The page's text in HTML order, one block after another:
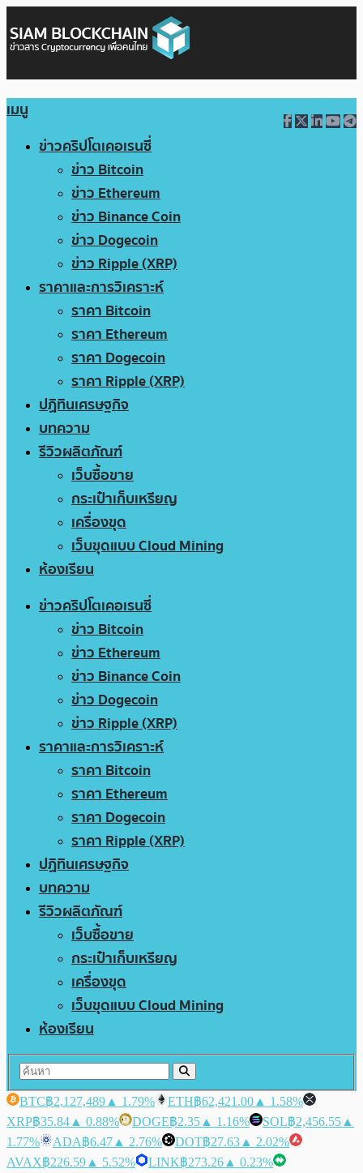
เมนู
ข่าวคริปโตเคอเรนซี่
ข่าว Bitcoin
ข่าว Ethereum
ข่าว Binance Coin
ข่าว Dogecoin
ข่าว Ripple (XRP)
ราคาและการวิเคราะห์
ราคา Bitcoin
ราคา Ethereum
ราคา Dogecoin
ราคา Ripple (XRP)
ปฏิทินเศรษฐกิจ
บทความ
รีวิวผลิตภัณฑ์
เว็บซื้อขาย
กระเป๋าเก็บเหรียญ
เครื่องขุด
เว็บขุดแบบ Cloud Mining
ห้องเรียน
ข่าวคริปโตเคอเรนซี่
ข่าว Bitcoin
ข่าว Ethereum
ข่าว Binance Coin
ข่าว Dogecoin
ข่าว Ripple (XRP)
ราคาและการวิเคราะห์
ราคา Bitcoin
ราคา Ethereum
ราคา Dogecoin
ราคา Ripple (XRP)
ปฏิทินเศรษฐกิจ
บทความ
รีวิวผลิตภัณฑ์
เว็บซื้อขาย
กระเป๋าเก็บเหรียญ
เครื่องขุด
เว็บขุดแบบ Cloud Mining
ห้องเรียน
BTC฿2,127,489 ▲ 1.79% ETH฿62,421.00 ▲ 1.58%
XRP฿35.84 ▲ 0.88% DOGE฿2.35 ▲ 1.16% SOL฿2,456.55 ▲
1.77%
ADA฿6.47 ▲ 2.76% DOT฿27.63 ▲ 2.02%
AVAX฿226.59 ▲ 5.52% LINK฿273.26 ▲ 0.23%